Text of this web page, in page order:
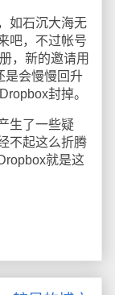
如石沉大海无
吧，不过帐号
，新的邀请用
是会慢慢回升
封掉。
生了一些疑
不起这么折腾
就是这